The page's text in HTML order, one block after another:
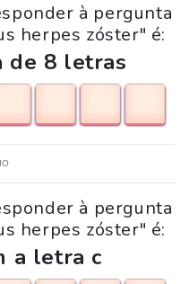
à pergunta
herpes zóster" é:
de 8 letras
à pergunta
herpes zóster" é:
a letra c